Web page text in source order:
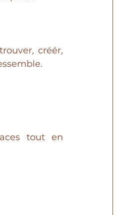
créér,
tout en